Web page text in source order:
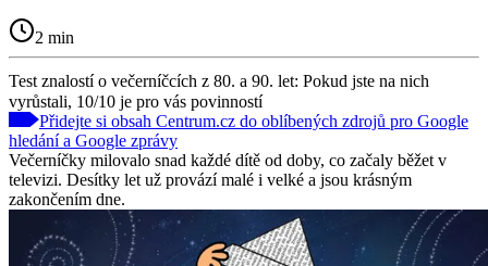
2 min
Test znalostí o večerníčcích z 80. a 90. let: Pokud jste na nich
vyrůstali, 10/10 je pro vás povinností
Přidejte si obsah Centrum.cz do oblíbených zdrojů pro Google
hledání a Google zprávy
Večerníčky milovalo snad každé dítě od doby, co začaly běžet v
televizi. Desítky let už provází malé i velké a jsou krásným
zakončením dne.